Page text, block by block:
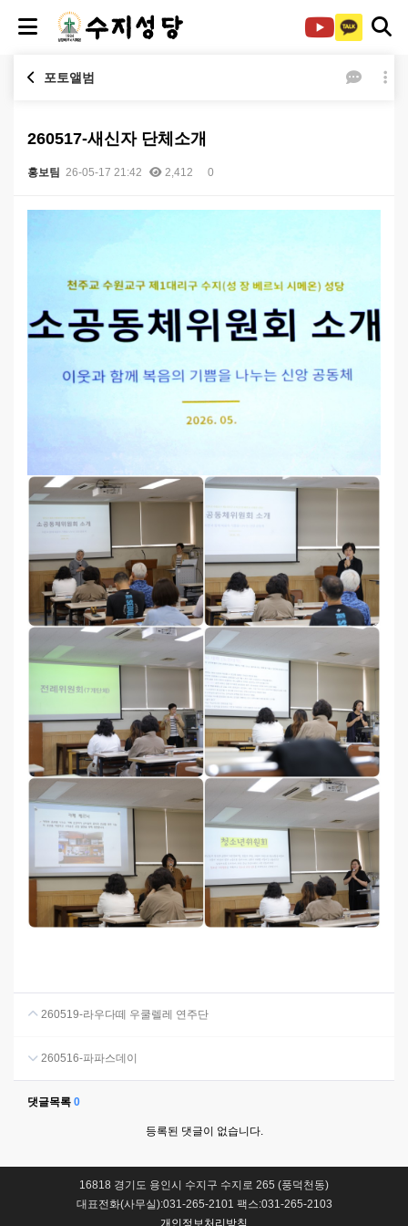
포토앨범
260517-새신자 단체소개
홍보팀 26-05-17 21:42 2,412 0
260519-라우다떼 우쿨렐레 연주단
260516-파파스데이
댓글목록 0
등록된 댓글이 없습니다.
16818 경기도 용인시 수지구 수지로 265 (풍덕천동)
대표전화(사무실):031-265-2101 팩스:031-265-2103
개인정보처리방침